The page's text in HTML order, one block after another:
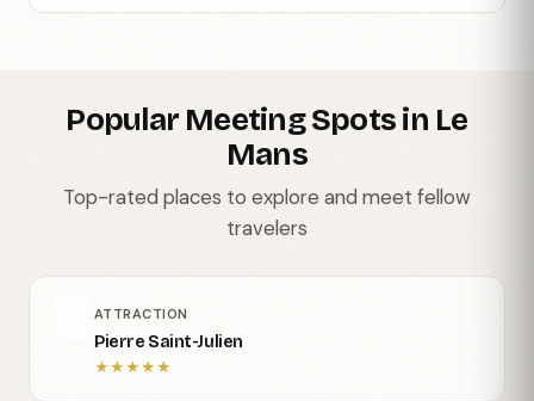
Popular Meeting Spots in Le
Mans
Top-rated places to explore and meet fellow
travelers
ATTRACTION
Pierre Saint-Julien
★★★★★